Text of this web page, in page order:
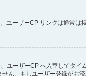
ーザーCP リンクは通常
ーザーCP へ入室してタ
ん。もしユーザー登録がお